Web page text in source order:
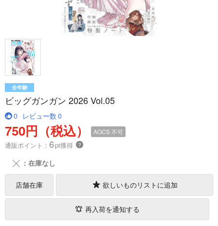
全年齢
ビッグガンガン 2026 Vol.05
0 レビュー数 0
750円（税込） AOCS不可
通販ポイント： 6pt獲得 ？
╳ ：在庫なし
店舗在庫 欲しいものリストに追加
再入荷を通知する